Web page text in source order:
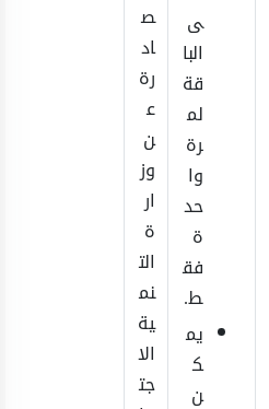
ى
البا
قة
لم
رة
وا
حد
ة
فق
ط.
يم
ك
ن
ص
اد
رة
ع
ن
وز
ار
ة
الت
نم
ية
الا
جت